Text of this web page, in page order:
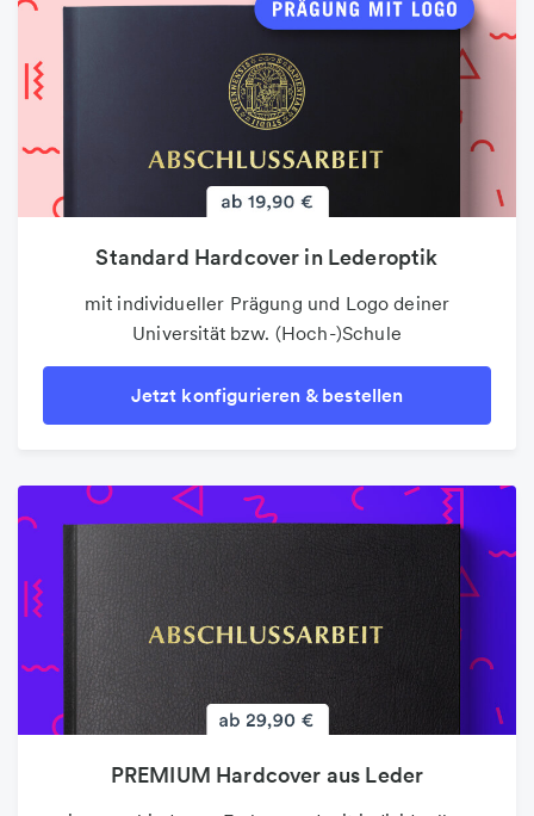
Standard Hardcover in Lederoptik
mit individueller Prägung und Logo deiner
Universität bzw. (Hoch-)Schule
Jetzt konfigurieren & bestellen
PREMIUM Hardcover aus Leder
Flyer
Brillantes und perfektes Druckergebnis in
verschiedenen Sonderformen
Jetzt konfigurieren & bestellen
Folder & Faltblätter